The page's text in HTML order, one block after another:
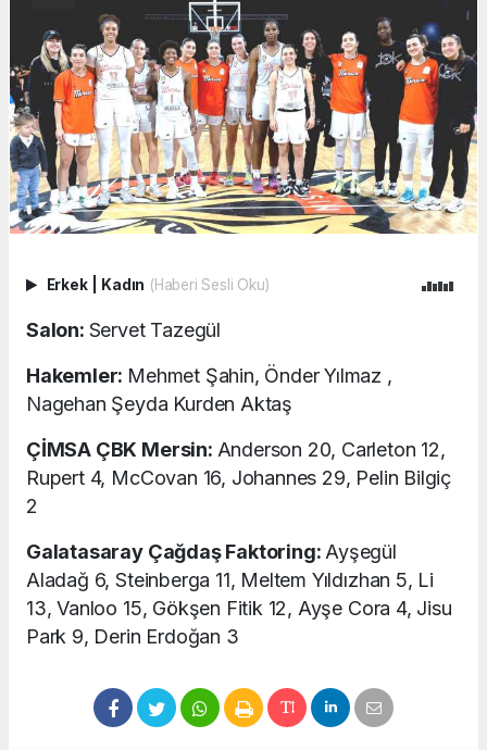
Erkek Kadın (Haberi Sesli Oku)
Salon: Servet Tazegül
Hakemler: Mehmet Şahin, Önder Yılmaz ,
Nagehan Şeyda Kurden Aktaş
ÇİMSA ÇBK Mersin: Anderson 20, Carleton 12,
Rupert 4, McCovan 16, Johannes 29, Pelin Bilgiç
2
Galatasaray Çağdaş Faktoring: Ayşegül
Aladağ 6, Steinberga 11, Meltem Yıldızhan 5, Li
13, Vanloo 15, Gökşen Fitik 12, Ayşe Cora 4, Jisu
Park 9, Derin Erdoğan 3